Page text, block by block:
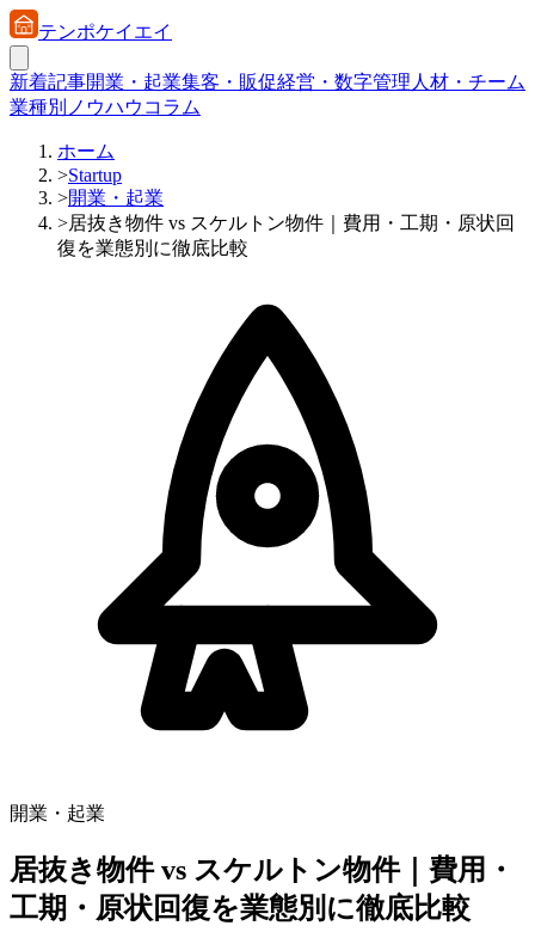
テンポケイエイ
新着記事開業・起業集客・販促経営・数字管理 人材・チーム
業種別ノウハウ コラム
ホーム
>Startup
>開業・起業
>居抜き物件 vs スケルトン物件｜費用・工期・原状回
復を業態別に徹底比較
開業・起業
居抜き物件 vs スケルトン物件｜費用・
工期・原状回復を業態別に徹底比較